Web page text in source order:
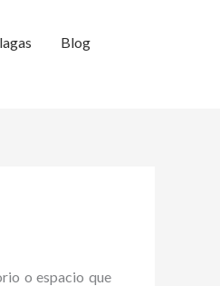
Blog
o espacio que